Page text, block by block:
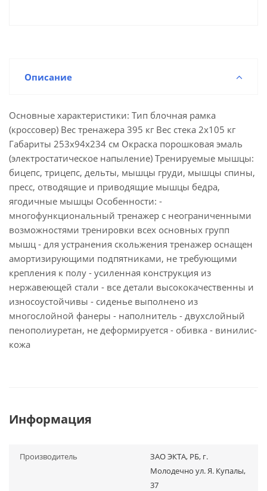
Описание
Основные характеристики: Тип блочная рамка
(кроссовер) Вес тренажера 395 кг Вес стека 2х105 кг
Габариты 253х94х234 см Окраска порошковая эмаль
(электростатическое напыление) Тренируемые мышцы:
бицепс, трицепс, дельты, мышцы груди, мышцы спины,
пресс, отводящие и приводящие мышцы бедра,
ягодичные мышцы Особенности: -
многофункциональный тренажер с неограниченными
возможностями тренировки всех основных групп
мышц - для устранения скольжения тренажер оснащен
амортизирующими подпятниками, не требующими
крепления к полу - усиленная конструкция из
нержавеющей стали - все детали высококачественны и
износоустойчивы - сиденье выполнено из
многослойной фанеры - наполнитель - двухслойный
пенополиуретан, не деформируется - обивка - винилис-
кожа
Информация
Производитель
ЗАО ЭКТА, РБ, г.
Молодечно ул. Я. Купалы,
37